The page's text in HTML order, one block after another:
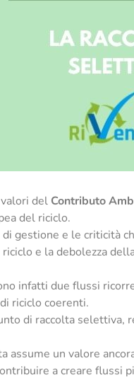
del Contributo
del riciclo.
gestione e le criticità
e la debolezza
infatti due flussi
riciclo coerenti.
di raccolta
un valore
a creare flussi